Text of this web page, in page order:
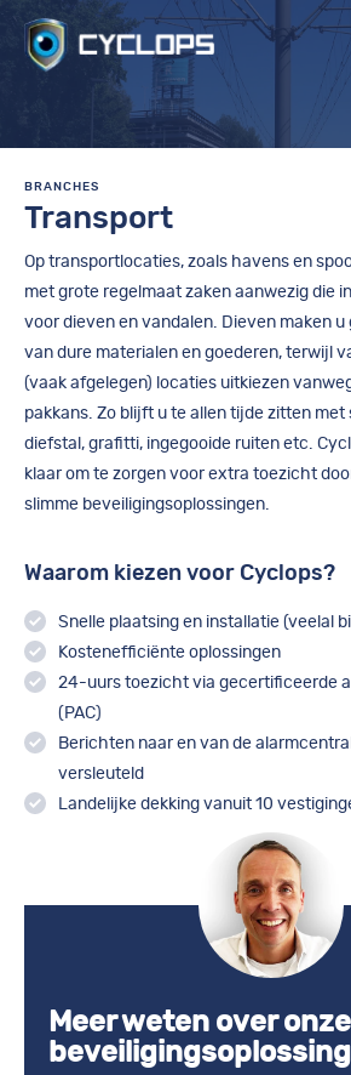
content
BRANCHES
Transport
Op transportlocaties, zoals havens en
met grote regelmaat zaken aanwezig die
voor dieven en vandalen. Dieven maken
van dure materialen en goederen, terwijl
(vaak afgelegen) locaties uitkiezen
pakkans. Zo blijft u te allen tijde zitten met
diefstal, grafitti, ingegooide ruiten etc.
klaar om te zorgen voor extra toezicht
slimme beveiligingsoplossingen.
Waarom kiezen voor Cyclops?
Snelle plaatsing en installatie (veelal
Kostenefficiënte oplossingen
24-uurs toezicht via gecertificeerde
(PAC)
Berichten naar en van de
versleuteld
Landelijke dekking vanuit 10
Meer weten over onze